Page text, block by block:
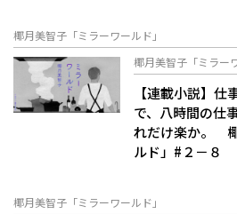
椰月美智子「ミラーワールド」
椰月美智子「ミラー
【連載小説】
で、八時間の仕
れだけ楽か。
ルド」#２－８
椰月美智子「ミラーワールド」